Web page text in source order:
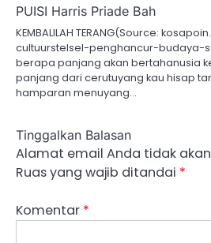
PUISI Harris Priade Bah
KEMBALILAH TERANG(Source:
cultuurstelsel-penghancur-budaya-
berapa panjang akan bertahanusia
panjang dari cerutuyang kau hisap
hamparan menuyang…
Tinggalkan Balasan
Alamat email Anda tidak
Ruas yang wajib ditandai *
Komentar *